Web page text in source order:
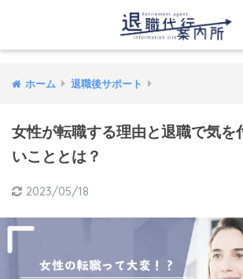
ホーム 退職後サポート
女性が転職する理由と退職で気を
いこととは？
2023/05/18